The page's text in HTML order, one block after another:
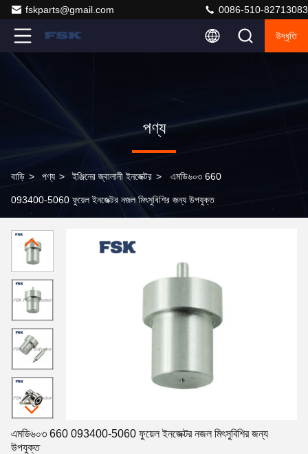
fskparts@gmail.com 0086-510-82713083
উদ্ধৃতি
পণ্য
বাড়ি > পণ্য > ইঞ্জিনের জ্বালানী ইনজেক্টর > এমডি৬০৩ 660
093400-5060 ফুয়েল ইনজেক্টর নজল মিৎসুবিশির জন্য উপযুক্ত
এমডি৬০৩ 660 093400-5060 ফুয়েল ইনজেক্টর নজল মিৎসুবিশির জন্য
উপযুক্ত